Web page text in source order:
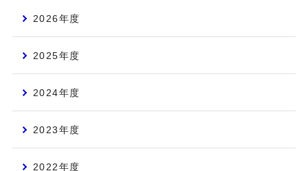
2026年度
2025年度
2024年度
2023年度
2022年度